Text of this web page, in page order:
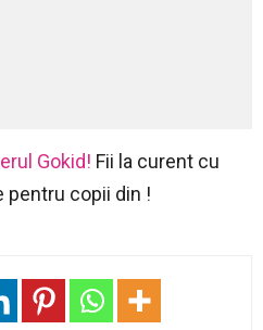
Gokid! Fii la curent cu
copii din !